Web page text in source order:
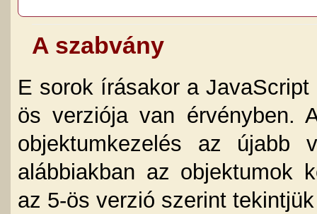
A szabvány
E sorok írásakor a
ös verziója van érvényben.
objektumkezelés az újabb
alábbiakban az objektumok
az 5-ös verzió szerint